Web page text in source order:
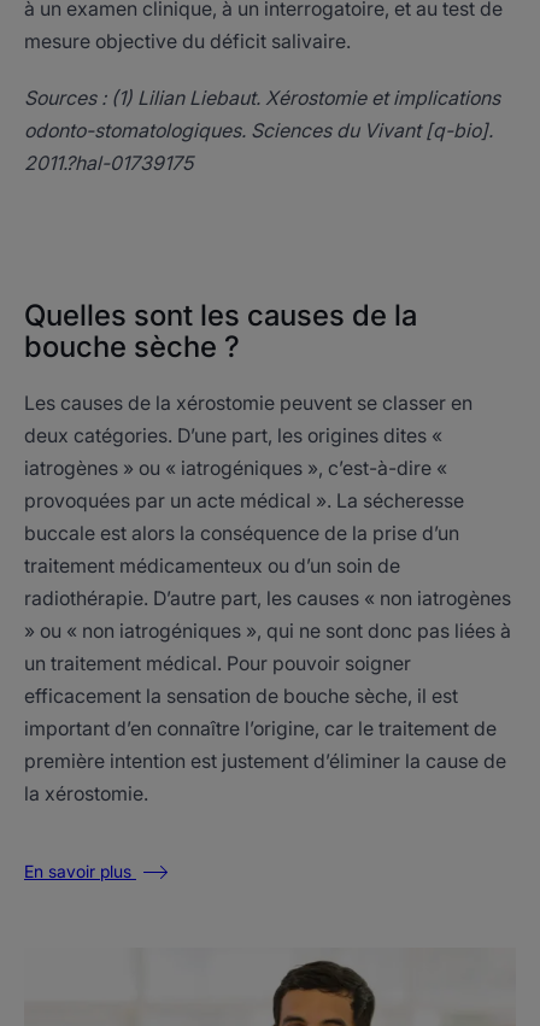
à un examen clinique, à un interrogatoire, et au test de
mesure objective du déficit salivaire.
Sources : (1) Lilian Liebaut. Xérostomie et implications
odonto-stomatologiques. Sciences du Vivant [q-bio].
2011.?hal-01739175
Quelles sont les causes de la
bouche sèche ?
Les causes de la xérostomie peuvent se classer en
deux catégories. D’une part, les origines dites «
iatrogènes » ou « iatrogéniques », c’est-à-dire «
provoquées par un acte médical ». La sécheresse
buccale est alors la conséquence de la prise d’un
traitement médicamenteux ou d’un soin de
radiothérapie. D’autre part, les causes « non iatrogènes
» ou « non iatrogéniques », qui ne sont donc pas liées à
un traitement médical. Pour pouvoir soigner
efficacement la sensation de bouche sèche, il est
important d’en connaître l’origine, car le traitement de
première intention est justement d’éliminer la cause de
la xérostomie.
En savoir plus